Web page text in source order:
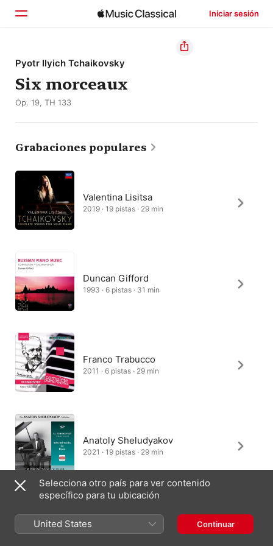
Iniciar sesión
Inicio
Explorar
Pyotr Ilyich Tchaikovsky
Six morceaux
Op. 19, TH 133
Grabaciones populares
Valentina Lisitsa
2019 · 19 pistas · 29 min
Duncan Gifford
1993 · 6 pistas · 31 min
Franco Trabucco
2011 · 6 pistas · 29 min
Anatoly Sheludyakov
2021 · 19 pistas · 29 min
Oxana Yablonskaya
1998 · 5 pistas · 24 min
Selecciona otro país para ver contenido
específico para tu ubicación
United States Continuar